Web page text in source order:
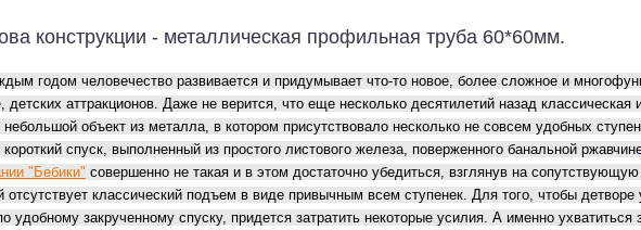
конструкции - металлическая профильная труба 60*60мм.
годом человечество развивается и придумывает что-то новое, более сложное и
детских аттракционов. Даже не верится, что еще несколько десятилетий назад
небольшой объект из металла, в котором присутствовало несколько не совсем удобных
короткий спуск, выполненный из простого листового железа, поверженного банальной
"Бебики" совершенно не такая и в этом достаточно убедиться, взглянув на
отсутствует классический подъем в виде привычным всем ступенек. Для того, чтобы
удобному закрученному спуску, придется затратить некоторые усилия. А именно